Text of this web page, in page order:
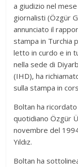
a giudizio nel
giornalisti (Özgür
annunciato il
stampa in Turchia
letto in curdo e in
nella sede di
(IHD), ha
sulla stampa in
Boltan ha
quotidiano Özgür
novembre del
Yıldız.
Boltan ha